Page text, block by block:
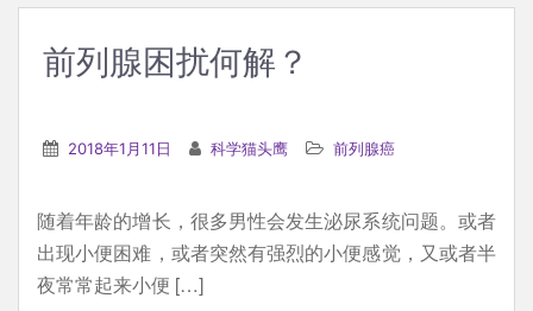
前列腺困扰何解？
2018年1月11日 科学猫头鹰 前列腺癌
随着年龄的增长，很多男性会发生泌尿系统问题。或者
出现小便困难，或者突然有强烈的小便感觉，又或者半
夜常常起来小便 […]